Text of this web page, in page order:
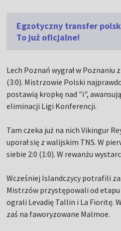
Egzotyczny transfer
To już oficjalne!
Lech Poznań wygrał w Poznaniu
(3:0). Mistrzowie Polski
postawią kropkę nad "i",
eliminacji Ligi Konferencji.
Tam czeka już na nich Vikingur
uporał się z walijskim TNS. W
siebie 2:0 (1:0). W rewanżu
Wcześniej Islandczycy potrafili
Mistrzów przystępowali od
ograli Levadię Tallin i La Fioritę.
zaś na faworyzowane Malmoe.